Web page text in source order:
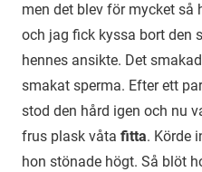
men det blev för mycket så
och jag fick kyssa bort den
hennes ansikte. Det
smakat sperma. Efter ett
stod den hård igen och nu
frus plask våta fitta. Körde
hon stönade högt. Så blöt